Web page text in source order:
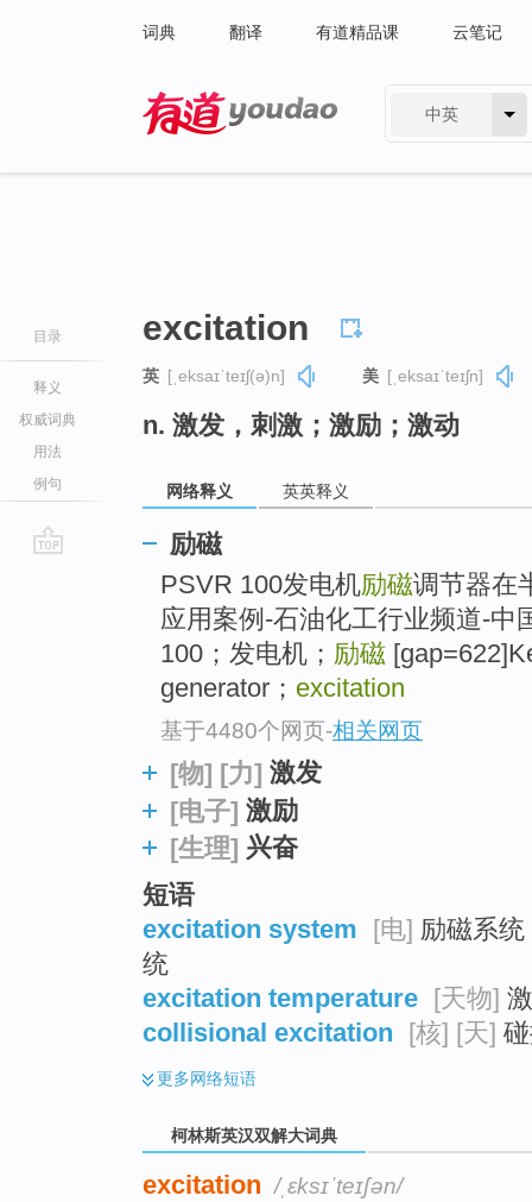
词典 翻译 有道精品课 云笔记
中英
目录
释义
权威词典
用法
例句
excitation
英 [ˌeksaɪˈteɪʃ(ə)n] 美 [ˌeksaɪˈteɪʃn]
n. 激发，刺激；激励；激动
网络释义 英英释义
励磁
PSVR 100发电机励磁调节器在
应用案例-石油化工行业频道-中
100；发电机； 励磁
generator； excitation
基于4480个网页-相关网页
[物] [力] 激发
[电子] 激励
[生理] 兴奋
短语
excitation system
[电] 励磁系
统
excitation temperature
[天物]
collisional excitation
[核] [天]
更多网络短语
柯林斯英汉双解大词典
excitation /ˌɛksɪˈteɪʃən/